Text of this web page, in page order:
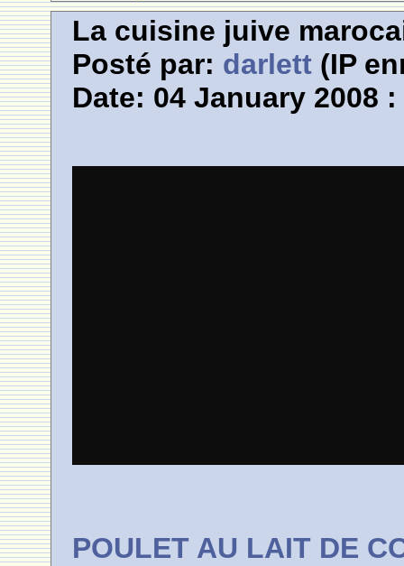
La cuisine juive
Posté par: darlett (IP
Date: 04 January 2008 :
POULET AU LAIT DE